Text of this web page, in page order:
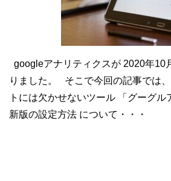
googleアナリティクスが 2020年10
りました。 そこで今回の記事では
トには欠かせないツール 「グーグ
新版の設定方法 について・・・